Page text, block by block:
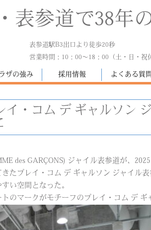
表参道で38年
表参道駅B3出口より徒歩20秒
営業時間：10：00～18：00（土・日・祝
ザの強み 採用情報 よくある質問
イ・コム デ ギャルソン
des GARÇONS) ジャイル表参道が、
たプレイ・コム デ ギャルソン ジャイル
い空間となった。
のマークがモチーフのプレイ・コム デ ギ